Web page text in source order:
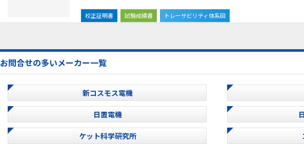
校正証明書 試験成績書 トレーサビリティ体系図
お問合せの多いメーカー一覧
新コスモス電機
日置電機
ケット科学研究所